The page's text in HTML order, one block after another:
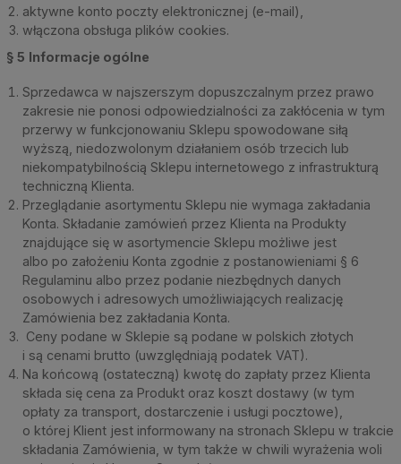
aktywne konto poczty elektronicznej (e-mail),
włączona obsługa plików cookies.
§ 5 Informacje ogólne
Sprzedawca w najszerszym dopuszczalnym przez prawo
zakresie nie ponosi odpowiedzialności za zakłócenia w tym
przerwy w funkcjonowaniu Sklepu spowodowane siłą
wyższą, niedozwolonym działaniem osób trzecich lub
niekompatybilnością Sklepu internetowego z infrastrukturą
techniczną Klienta.
Przeglądanie asortymentu Sklepu nie wymaga zakładania
Konta. Składanie zamówień przez Klienta na Produkty
znajdujące się w asortymencie Sklepu możliwe jest
albo po założeniu Konta zgodnie z postanowieniami § 6
Regulaminu albo przez podanie niezbędnych danych
osobowych i adresowych umożliwiających realizację
Zamówienia bez zakładania Konta.
Ceny podane w Sklepie są podane w polskich złotych
i są cenami brutto (uwzględniają podatek VAT).
Na końcową (ostateczną) kwotę do zapłaty przez Klienta
składa się cena za Produkt oraz koszt dostawy (w tym
opłaty za transport, dostarczenie i usługi pocztowe),
o której Klient jest informowany na stronach Sklepu w trakcie
składania Zamówienia, w tym także w chwili wyrażenia woli